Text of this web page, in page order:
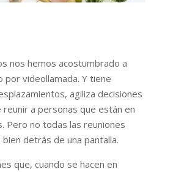
nos hemos acostumbrado a
videollamada. Y tiene
agiliza decisiones
a personas que están en
Pero no todas las reuniones
bien detrás de una pantalla.
que, cuando se hacen en